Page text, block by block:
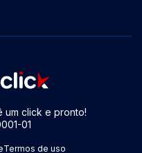
um click e pronto!
01
Termos de uso